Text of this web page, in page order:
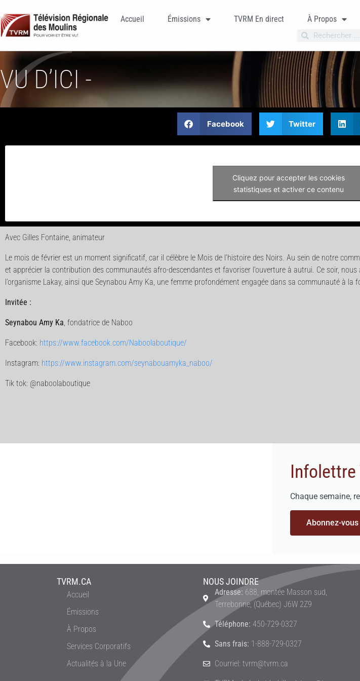
Accueil Émissions TVRM En direct À Propos
VU D’ICI -
Facebook Twitter
Cliquez pour accepter les cookies
statistiques et activer ce contenu
Avec Gilles Fontaine, animateur
Le mois de février est un moment significatif, car il célèbre le Mois de l’histoire des Noirs. Au sein de notre
et apprécier la contribution des communautés afro-descendantes et favoriser l’ouverture à autrui. Ce soir,
l’organisme Lakay, ainsi que Seynabou Amy Ka, une femme profondément engagée dans sa communauté à la
Invitée :
Seynabou Amy Ka, fondatrice de Naboo
Facebook: https://www.facebook.com/Naboolaboutique/
Instagram: https://www.instagram.com/seynabouamyka_naboo/
Tik tok: @naboolaboutique
Infolettre
Chaque semaine,
Abonnez-vous
TVRM.CA
Accueil
Émissions
À Propos
Services Corporatifs
Actualités à la Une
NOUS JOINDRE
Adresse: 688, montée Masson sud,
Terrebonne, (Québec) J6W 2Z9
Téléphone: 450-729-0327
Sans frais: 1-888-729-0327
Courriel: tvrm@tvrm.ca